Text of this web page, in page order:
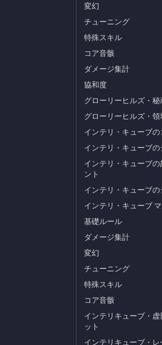
変幻
チューニング
特殊スキル
コア音骸
ダメージ集計
協和度
グローリーヒルズ・秘
グローリーヒルズ・領
インテリ・キューブ
インテリ・キューブ
インテリ・キューブ
ント
インテリ・キューブ
インテリ・キューブ
基礎ルール
ダメージ集計
変幻
チューニング
特殊スキル
コア音骸
インテリキューブ・
ット
インテリキューブ・